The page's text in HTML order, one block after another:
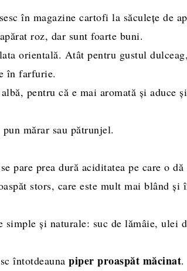
în magazine cartofi la săculețe de
roz, dar sunt foarte buni.
orientală. Atât pentru gustul
în farfurie.
pentru că e mai aromată și aduce
mărar sau pătrunjel.
pare prea dură aciditatea pe care o
stors, care este mult mai blând și
simple și naturale: suc de lămâie, ulei
întotdeauna piper proaspăt măcinat.